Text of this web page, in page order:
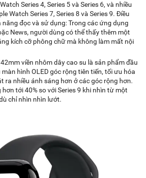
Series 4, Series 5 và Series 6, và nhiều
Watch Series 7, Series 8 và Series 9. Điều
năng đọc và sử dụng: Trong các ứng dụng
News, người dùng có thể thấy thêm một
kích cỡ phông chữ mà không làm mất nội
viền nhôm dây cao su là sản phẩm đầu
hình OLED góc rộng tiên tiến, tối ưu hóa
ra nhiều ánh sáng hơn ở các góc rộng hơn.
tới 40% so với Series 9 khi nhìn từ một
chỉ nhìn nhìn lướt.